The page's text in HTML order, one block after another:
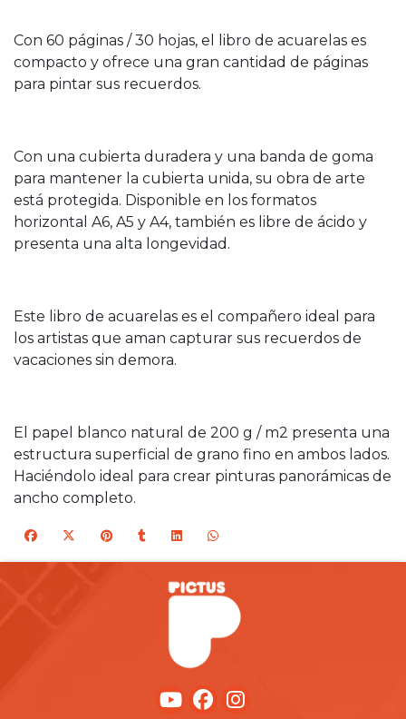
Con 60 páginas / 30 hojas, el libro de acuarelas es
compacto y ofrece una gran cantidad de páginas
para pintar sus recuerdos.
Con una cubierta duradera y una banda de goma
para mantener la cubierta unida, su obra de arte
está protegida. Disponible en los formatos
horizontal A6, A5 y A4, también es libre de ácido y
presenta una alta longevidad.
Este libro de acuarelas es el compañero ideal para
los artistas que aman capturar sus recuerdos de
vacaciones sin demora.
El papel blanco natural de 200 g / m2 presenta una
estructura superficial de grano fino en ambos lados.
Haciéndolo ideal para crear pinturas panorámicas de
ancho completo.